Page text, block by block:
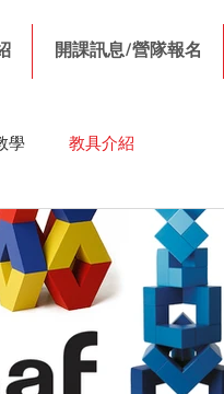
開課訊息/營隊報名
學 教具介紹